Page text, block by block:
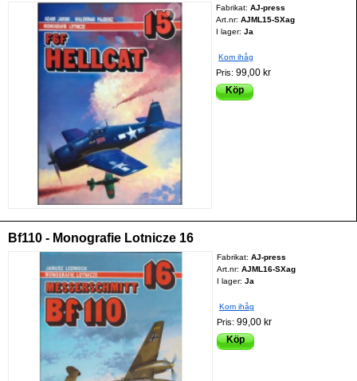
Fabrikat:AJ-press
Art.nr:AJML15-SXag
I lager: Ja
Kom ihåg
Pris:99,00 kr
Köp
Bf110 - Monografie Lotnicze 16
Fabrikat: AJ-press
Art.nr: AJML16-SXag
I lager: Ja
Kom ihåg
Pris: 99,00 kr
Köp